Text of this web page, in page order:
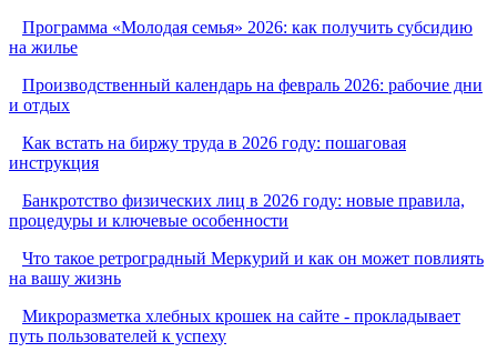
Программа «Молодая семья» 2026: как получить субсидию
на жилье
Производственный календарь на февраль 2026: рабочие дни
и отдых
Как встать на биржу труда в 2026 году: пошаговая
инструкция
Банкротство физических лиц в 2026 году: новые правила,
процедуры и ключевые особенности
Что такое ретроградный Меркурий и как он может повлиять
на вашу жизнь
Микроразметка хлебных крошек на сайте - прокладывает
путь пользователей к успеху